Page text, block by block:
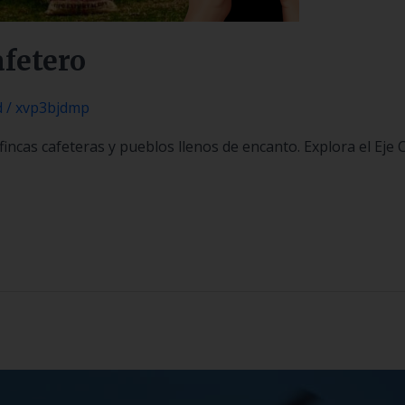
/ xvp3bjdmp
cafeteras y pueblos llenos de encanto. Explora el Eje